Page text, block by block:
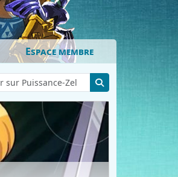
Espace membre